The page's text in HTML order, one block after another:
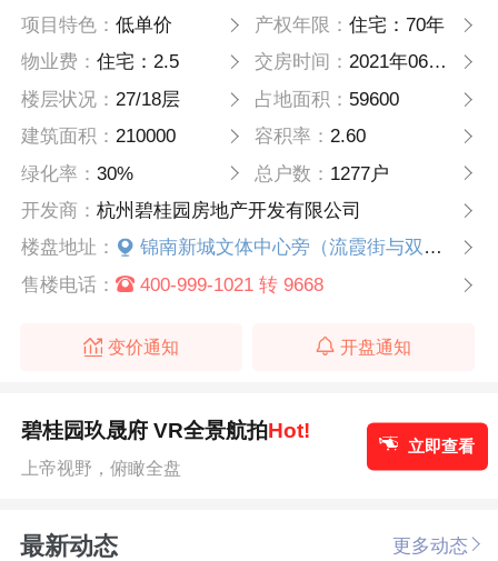
项目特色：低单价 产权年限： 住宅：70年
物业费：住宅：2.5 交房时间： 2021年06月30日
楼层状况： 27/18层 占地面积： 59600
建筑面积：210000 容积率： 2.60
绿化率：30% 总户数： 1277户
开发商：杭州碧桂园房地产开发有限公司
楼盘地址：
锦南新城文体中心旁（流霞街与双拥路交叉路口）
售楼电话：
400-999-1021 转 9668
变价通知 开盘通知
碧桂园玖晟府 VR全景航拍Hot!
上帝视野，俯瞰全盘
立即查看
最新动态 更多动态